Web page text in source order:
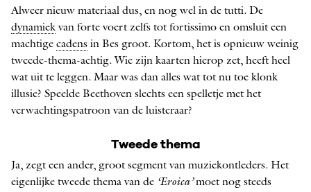
Alweer nieuw materiaal dus, en nog wel in de tutti. De
dynamiek van forte voert zelfs tot fortissimo en omsluit een
machtige cadens in Bes groot. Kortom, het is opnieuw weinig
­tweede-thema-achtig. Wie zijn kaarten hierop zet, heeft heel
wat uit te leggen. Maar was dan alles wat tot nu toe klonk
illusie? Speelde Beethoven slechts een spelletje met het
verwachtingspatroon van de luisteraar?
Tweede thema
Ja, zegt een ander, groot segment van muziekontleders. Het
eigenlijke tweede thema van de ‘Eroica’moet nog steeds